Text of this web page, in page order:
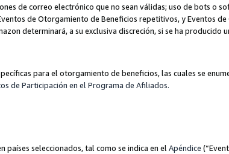
de correo electrónico que no sean válidas; uso de bots o
de Otorgamiento de Beneficios repetitivos, y Eventos
determinará, a su exclusiva discreción, si se ha
para el otorgamiento de beneficios, las cuales se
de Participación en el Programa de Afiliados.
países seleccionados, tal como se indica en el Apéndice